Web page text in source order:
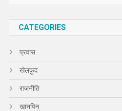
CATEGORIES
प्रवास
खेलकुद
राजनीति
खानपिन